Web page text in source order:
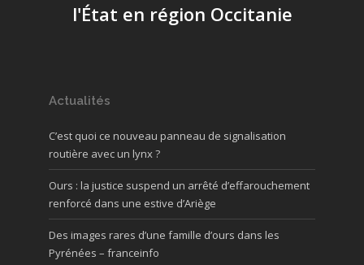
l'État en région Occitanie
Actualités
C’est quoi ce nouveau panneau de signalisation
routière avec un lynx ?
Ours : la justice suspend un arrêté d’effarouchement
renforcé dans une estive d’Ariège
Des images rares d’une famille d’ours dans les
Pyrénées – franceinfo